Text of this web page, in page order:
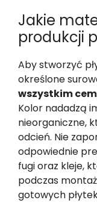
Jakie
produkcji
Aby stworzyć
określone
wszystkim
Kolor nadadzą
nieorganiczne,
odcień. Nie
odpowiednie
fugi oraz kleje,
podczas
gotowych